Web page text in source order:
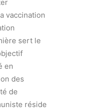
vaccination
sert le
en
des
de
réside